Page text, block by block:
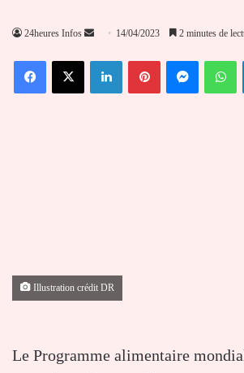
24heures Infos
Envoyer
courriel
14/04/2023 2 minutes de
FacebookX LinkedinPinterestMessenger
Illustration crédit DR
Le Programme alimentaire